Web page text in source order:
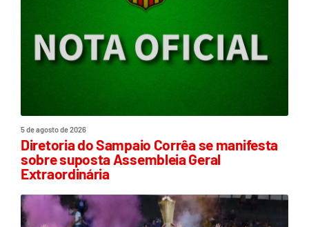
5 de agosto de 2026
Diretoria do Sampaio Corrêa se manifesta
sobre suposta Assembleia Geral
Extraordinária